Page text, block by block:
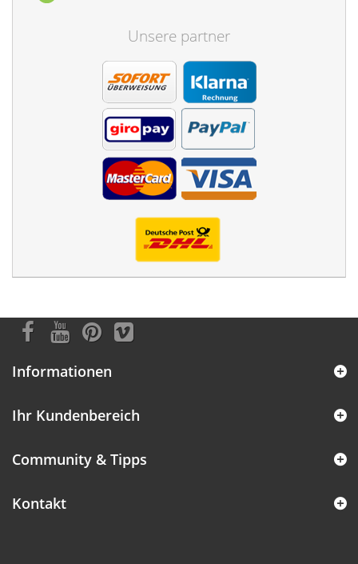
Unsere partner
Informationen
Ihr Kundenbereich
Community & Tipps
Kontakt